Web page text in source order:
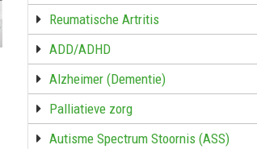
Reumatische Artritis
ADD/ADHD
Alzheimer (Dementie)
Palliatieve zorg
Autisme Spectrum Stoornis (ASS)